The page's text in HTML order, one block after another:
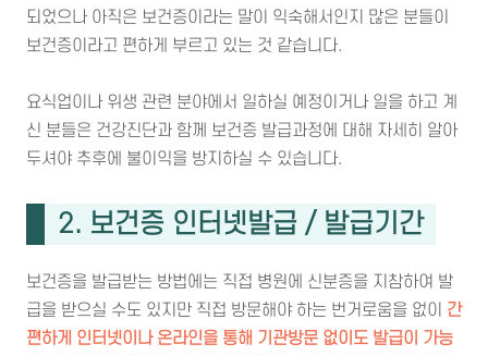
되었으나 아직은 보건증이라는 말이 익숙해서인지 많은 분들이
보건증이라고 편하게 부르고 있는 것 같습니다.
요식업이나 위생 관련 분야에서 일하실 예정이거나 일을 하고 계
신 분들은 건강진단과 함께 보건증 발급과정에 대해 자세히 알아
두셔야 추후에 불이익을 방지하실 수 있습니다.
2. 보건증 인터넷발급 / 발급기간
보건증을 발급받는 방법에는 직접 병원에 신분증을 지참하여 발
급을 받으실 수도 있지만 직접 방문해야 하는 번거로움을 없이 간
편하게 인터넷이나 온라인을 통해 기관방문 없이도 발급이 가능